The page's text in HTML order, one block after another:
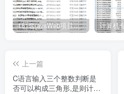
161套javaWeb项目源码免费分享
上一篇
C语言输入三个整数判断是
否可以构成三角形,是则计算